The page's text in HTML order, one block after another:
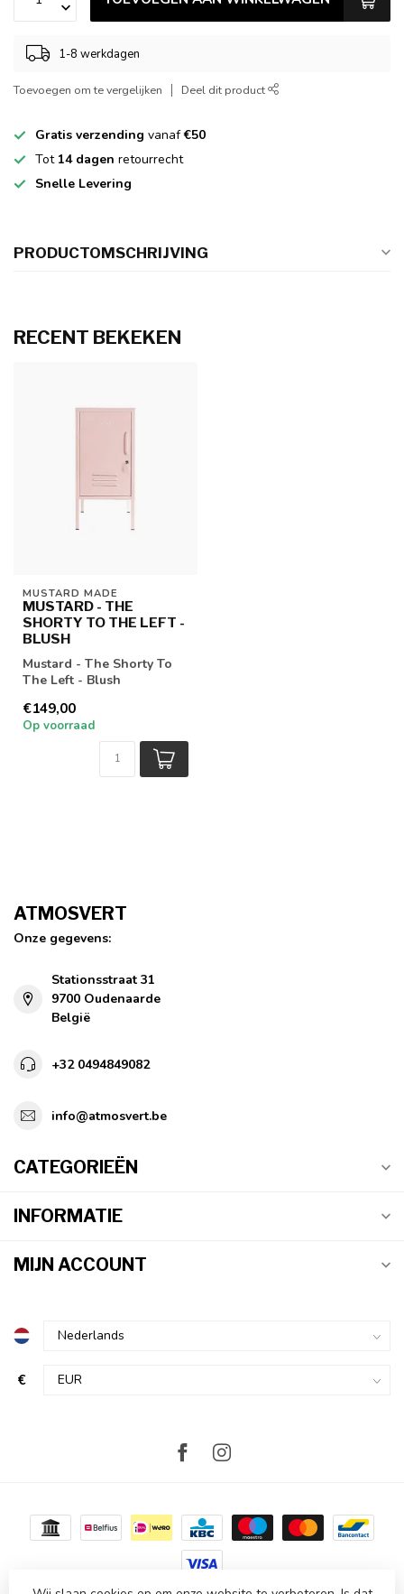
1-8 werkdagen
Toevoegen om te vergelijken Deel dit product
Gratis verzending vanaf€50
Tot 14 dagen retourrecht
Snelle Levering
PRODUCTOMSCHRIJVING
RECENT BEKEKEN
MUSTARD MADE
MUSTARD - THE
SHORTY TO THE LEFT -
BLUSH
Mustard - The Shorty To
The Left - Blush
€149,00
Op voorraad
ATMOSVERT
Onze gegevens:
Stationsstraat 31
9700 Oudenaarde
België
+32 0494849082
info@atmosvert.be
CATEGORIEËN
INFORMATIE
MIJN ACCOUNT
€